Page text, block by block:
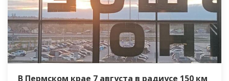
В Пермском крае 7 августа в радиусе 150 км